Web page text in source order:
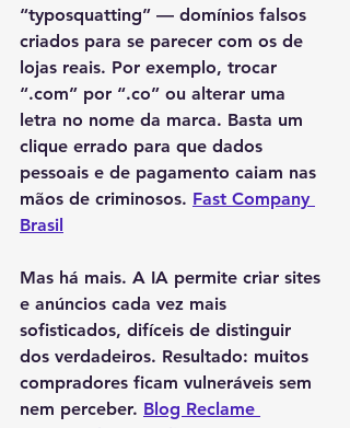
“typosquatting” — domínios falsos
criados para se parecer com os de
lojas reais. Por exemplo, trocar
“.com” por “.co” ou alterar uma
letra no nome da marca. Basta um
clique errado para que dados
pessoais e de pagamento caiam nas
mãos de criminosos. Fast Company
Brasil
Mas há mais. A IA permite criar sites
e anúncios cada vez mais
sofisticados, difíceis de distinguir
dos verdadeiros. Resultado: muitos
compradores ficam vulneráveis sem
nem perceber. Blog Reclame